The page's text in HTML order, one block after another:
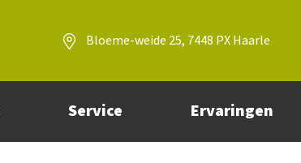
Bloeme-weide 25, 7448 PX Haarle
Service Ervaringen